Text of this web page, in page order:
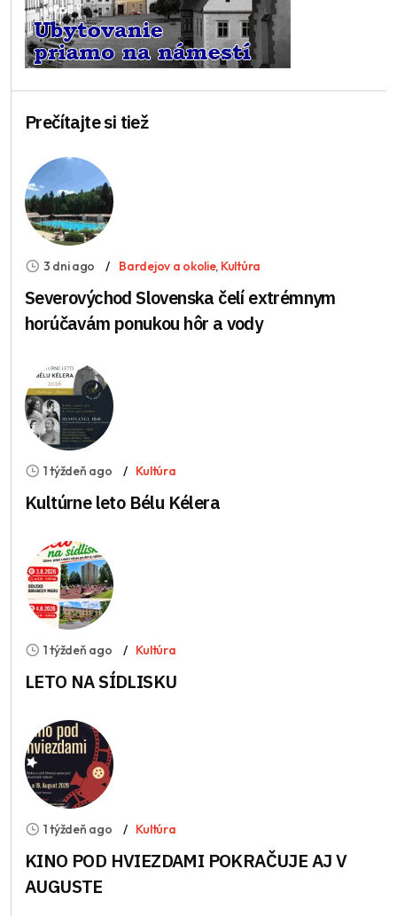
Prečítajte si tiež
3 dni ago Bardejov a okolie, Kultúra
Severovýchod Slovenska čelí extrémnym
horúčavám ponukou hôr a vody
1 týždeň ago Kultúra
Kultúrne leto Bélu Kélera
1 týždeň ago Kultúra
LETO NA SÍDLISKU
1 týždeň ago Kultúra
KINO POD HVIEZDAMI POKRAČUJE AJ V
AUGUSTE